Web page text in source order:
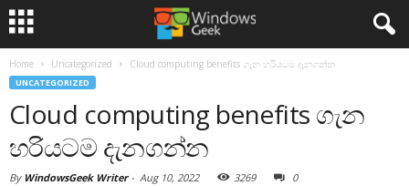
Home Uncategorized Cloud computing benefits ගැන හරියටම දැනගන්න
UNCATEGORIZED
Cloud computing benefits ගැන
හරියටම දැනගන්න
By WindowsGeek Writer- Aug 10, 2022 3269 0